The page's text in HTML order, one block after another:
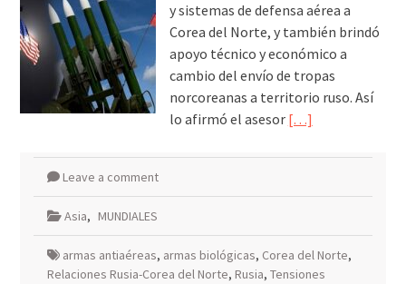
y sistemas de defensa aérea a
Corea del Norte, y también brindó
apoyo técnico y económico a
cambio del envío de tropas
norcoreanas a territorio ruso. Así
lo afirmó el asesor […]
Leave a comment
Asia, MUNDIALES
armas antiaéreas, armas biológicas, Corea del Norte,
Relaciones Rusia-Corea del Norte, Rusia, Tensiones